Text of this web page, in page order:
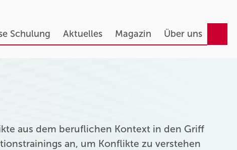
Schulung Aktuelles Magazin Über uns
aus dem beruflichen Kontext in den Griff
an, um Konflikte zu verstehen